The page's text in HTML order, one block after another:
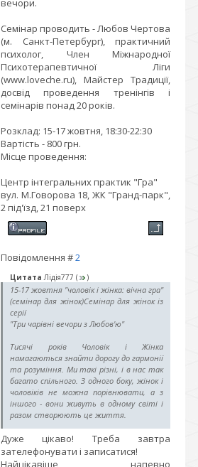
вечори.
Семінар проводить - Любов Чертова
(м. Санкт-Петербург), практичний
психолог, Член Міжнародної
Психотерапевтичної Ліги
(www.loveche.ru), Майстер Традиції,
досвід проведення тренінгів і
семінарів понад 20 років.
Розклад: 15-17 жовтня, 18:30-22:30
Вартість - 800 грн.
Місце проведення:
Центр інтегральних практик "Гра"
вул. М.Говорова 18, ЖК "Гранд-парк",
2 під'їзд, 21 поверх
Повідомлення #2
Цитата Лідія777 ( )
15-17 жовтня "чоловік і жінка: вічна гра"
(семінар для жінок)Семінар для жінок із
серії
"Три чарівні вечори з Любов'ю"
Тисячі років Чоловік і Жінка
намагаються знайти дорогу до гармонії
та розуміння. Ми такі різні, і в нас так
багато спільного. З одного боку, жінок і
чоловіків не можна порівнювати, а з
іншого - вони живуть в одному світі і
разом створюють це життя.
Гра між Чоловіком і Жінкою... Як вона
будується? Які її закони? Як створити
таку гру, в яку хочеться і подобається
Дуже цікаво! Треба завтра
зателефонувати і записатися!
Найцікавіше напевно